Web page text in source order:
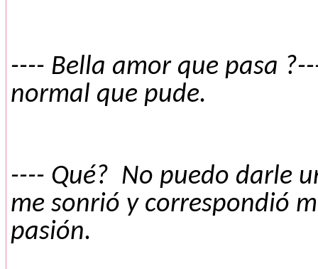
---- Bella amor que pasa
normal que pude.
---- Qué? No puedo darle
me sonrió y correspondió
pasión.